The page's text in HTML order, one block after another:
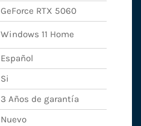
GeForce RTX 5060
Windows 11 Home
Español
Si
3 Años de garantía
Nuevo